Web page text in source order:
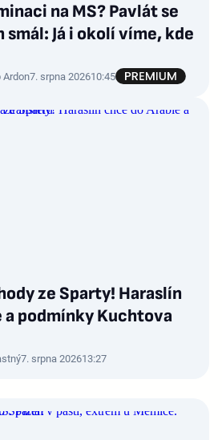
na MS? Pavlát se
Já i okolí víme, kde
Ardon7. srpna 202610:45
ze Sparty! Haraslín
a podmínky Kuchtova
7. srpna 202613:27